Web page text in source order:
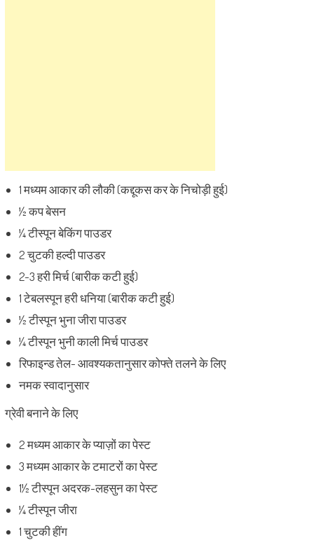
1 मध्यम आकार की लौकी (कद्दूकस कर के निचोड़ी हुई)
½ कप बेसन
¼ टीस्पून बेकिंग पाउडर
2 चुटकी हल्दी पाउडर
2-3 हरी मिर्च (बारीक कटी हुई)
1 टेबलस्पून हरी धनिया (बारीक कटी हुई)
½ टीस्पून भुना जीरा पाउडर
¼ टीस्पून भुनी काली मिर्च पाउडर
रिफाइन्ड तेल- आवश्यकतानुसार कोफ्ते तलने के लिए
नमक स्वादानुसार
ग्रेवी बनाने के लिए
2 मध्यम आकार के प्याज़ों का पेस्ट
3 मध्यम आकार के टमाटरों का पेस्ट
1½ टीस्पून अदरक-लहसुन का पेस्ट
¼ टीस्पून जीरा
1 चुटकी हींग